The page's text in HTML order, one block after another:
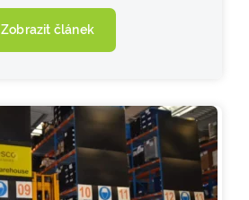
Zobrazit článek